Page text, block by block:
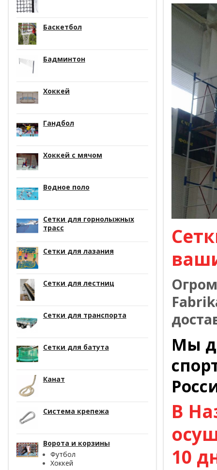
Баскетбол
Бадминтон
Хоккей
Гандбол
Хоккей с мячом
Водное поло
Сетки для горнолыжных
трасс
Сетки для лазания
Сетки для лестниц
Сетки для транспорта
Сетки для батута
Канат
Система крепежа
Ворота и корзины
Футбол
Хоккей
Мы
В
10